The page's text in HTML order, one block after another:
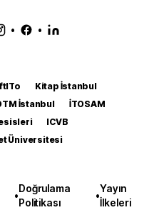
• •
Kitap İstanbul
İstanbul
İTOSAM
ICVB
Üniversitesi
•
Doğrulama
Politikası
•
Yayın
İlkeleri